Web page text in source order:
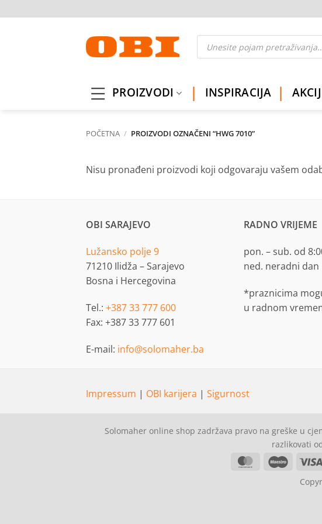
to
Products
search
PROIZVODI INSPIRACIJA
POČETNA / PROIZVODI OZNAČENI “HWG 7010”
Nisu pronađeni proizvodi koji odgovaraju vašem
OBI SARAJEVO
Lužansko polje 9
71210 Ilidža – Sarajevo
Bosna i Hercegovina
Tel.: +387 33 777 600
Fax: +387 33 777 601
E-mail: info@solomaher.ba
RADNO VRIJEME
pon. – sub. od
ned. neradni dan
*praznicima
u radnom
Impressum | OBI karijera | Sigurnost
Solomaher online shop zadržava pravo na greške u
razlikovati
MasterCardMaestro